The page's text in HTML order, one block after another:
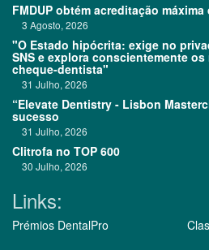
FMDUP obtém acreditação máxima
3 Agosto, 2026
"O Estado hipócrita: exige no
SNS e explora conscientemente
cheque-dentista"
31 Julho, 2026
“Elevate Dentistry - Lisbon
sucesso
31 Julho, 2026
Clitrofa no TOP 600
30 Julho, 2026
Links:
Prémios DentalPro